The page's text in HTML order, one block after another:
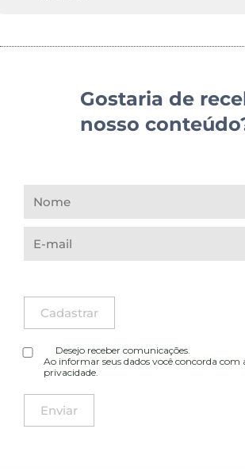
Gostaria de
nosso
Desejo receber comunicações.
Ao informar seus dados você concorda com
privacidade